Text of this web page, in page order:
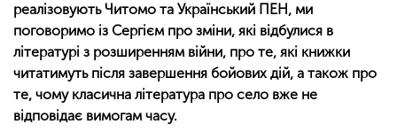
реалізовують Читомо та Український ПЕН, ми
поговоримо із Сергієм про зміни, які відбулися в
літературі з розширенням війни, про те, які книжки
читатимуть після завершення бойових дій, а також про
те, чому класична література про село вже не
відповідає вимогам часу.